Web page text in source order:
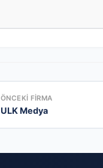
ÖNCEKI FIRMA
ULK Medya